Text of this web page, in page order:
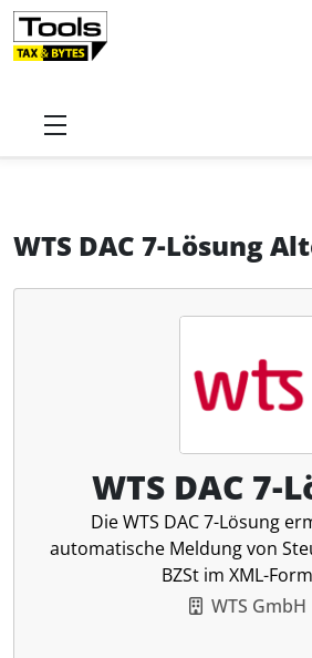
Startseite
WTS DAC 7-Lösung
WTS DAC 7-
Die WTS DAC 7-Lösung
automatische Meldung von
BZSt im XML-
WTS GmbH